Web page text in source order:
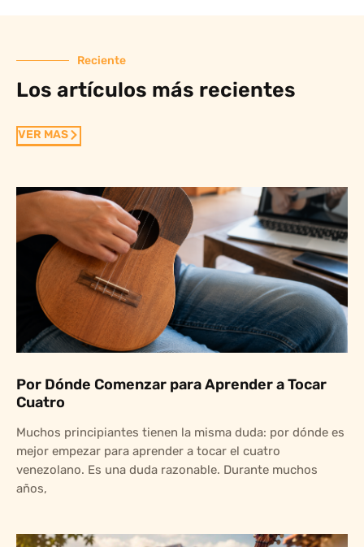
Reciente
Los artículos más recientes
VER MAS
Por Dónde Comenzar para Aprender a Tocar
Cuatro
Muchos principiantes tienen la misma duda: por dónde es
mejor empezar para aprender a tocar el cuatro
venezolano. Es una duda razonable. Durante muchos
años,